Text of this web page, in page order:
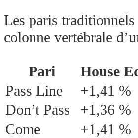
Les paris
colonne vertébrale
Pari
House
Pass Line
+1,41 %
Don’t Pass
+1,36 %
Come
+1,41 %